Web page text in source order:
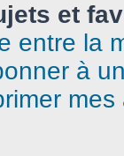
et
entre la
à